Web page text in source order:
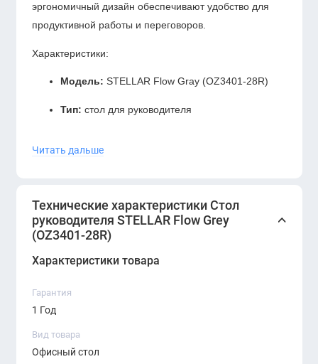
эргономичный дизайн обеспечивают удобство для
продуктивной работы и переговоров.
Характеристики:
Модель: STELLAR Flow Gray (OZ3401-28R)
Тип: стол для руководителя
Назначение:кабинеты руководителей,
премиальные офисы
Преимущества:
материал
Читать дальше
Технические характеристики Стол
руководителя STELLAR Flow Grey
(OZ3401-28R)
Характеристики товара
Гарантия
1 Год
Вид товара
Офисный стол